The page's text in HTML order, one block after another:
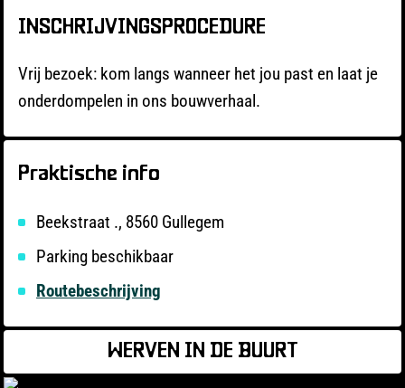
INSCHRIJVINGSPROCEDURE
Vrij bezoek: kom langs wanneer het jou past en laat je
onderdompelen in ons bouwverhaal.
Praktische info
Beekstraat ., 8560 Gullegem
Parking beschikbaar
Routebeschrijving
WERVEN IN DE BUURT